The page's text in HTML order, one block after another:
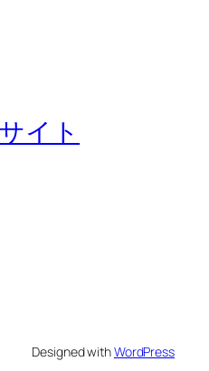
イト
Designed withWordPress